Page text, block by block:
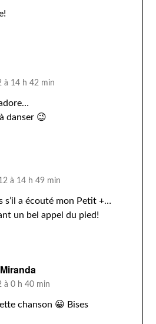
à 14 h 42 min
danser 😉
à 14 h 49 min
s’il a écouté mon Petit +…
un bel appel du pied!
à 0 h 40 min
chanson 😀 Bises